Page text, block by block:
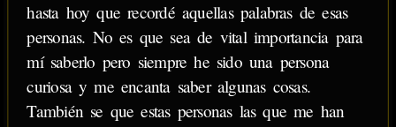
hasta hoy que recordé aquellas palabras de esas
personas. No es que sea de vital importancia para
mí saberlo pero siempre he sido una persona
curiosa y me encanta saber algunas cosas.
También se que estas personas las que me han